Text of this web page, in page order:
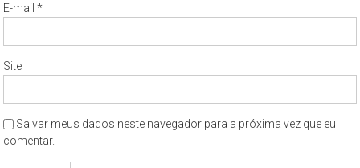
E-mail*
Site
Salvar meus dados neste navegador para a próxima vez que eu
comentar.